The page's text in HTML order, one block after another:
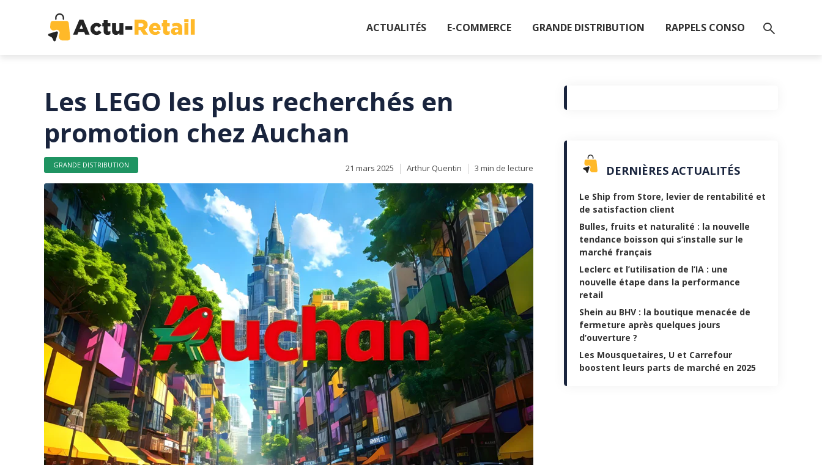
ACTUALITÉS E-COMMERCE GRANDE DISTRIBUTION RAPPELS CONSO
Les LEGO les plus recherchés en
promotion chez Auchan
GRANDE DISTRIBUTION 21 mars 2025 Arthur Quentin 3 min de lecture DERNIÈRES ACTUALITÉS
Le Ship from Store, levier de rentabilité et
de satisfaction client
Bulles, fruits et naturalité : la nouvelle
tendance boisson qui s’installe sur le
marché français
Leclerc et l’utilisation de l’IA : une
nouvelle étape dans la performance
retail
Shein au BHV : la boutique menacée de
fermeture après quelques jours
d’ouverture ?
Les Mousquetaires, U et Carrefour
boostent leurs parts de marché en 2025